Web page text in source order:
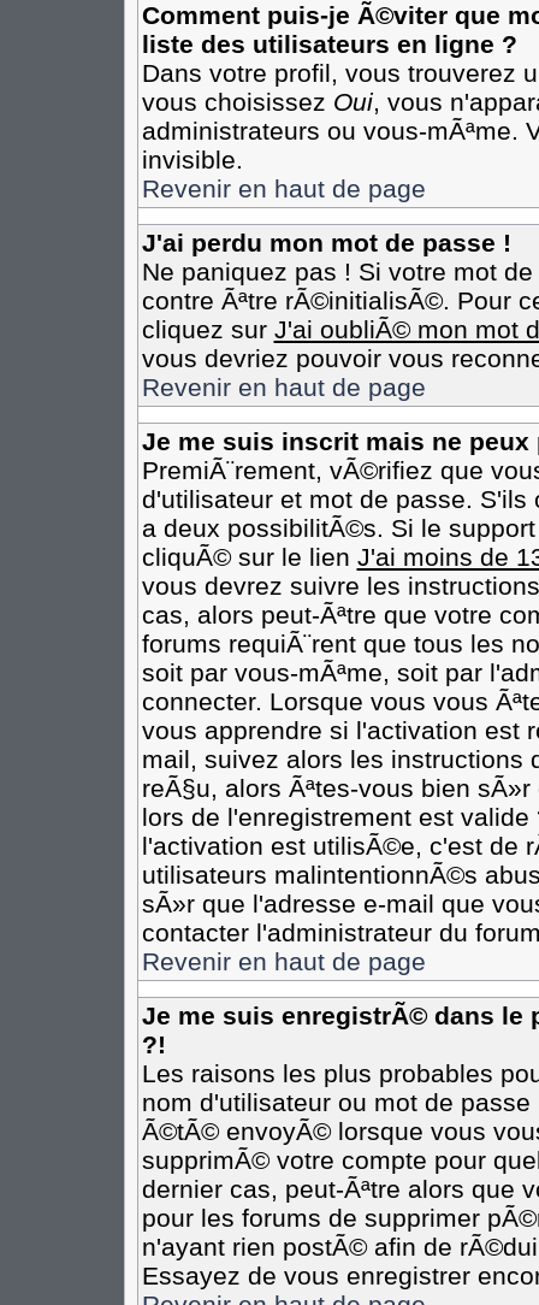
Comment puis-je Ã©viter que
liste des utilisateurs en ligne ?
Dans votre profil, vous trouverez
vous choisissez Oui, vous
administrateurs ou vous-mÃªme.
invisible.
Revenir en haut de page
J'ai perdu mon mot de passe !
Ne paniquez pas ! Si votre mot
contre Ãªtre rÃ©initialisÃ©. Pour
cliquez sur J'ai oubliÃ© mon mot
vous devriez pouvoir vous
Revenir en haut de page
Je me suis inscrit mais ne peux
PremiÃ¨rement, vÃ©rifiez que
d'utilisateur et mot de passe.
a deux possibilitÃ©s. Si le
cliquÃ© sur le lien J'ai moins de
vous devrez suivre les
cas, alors peut-Ãªtre que votre
forums requiÃ¨rent que tous les
soit par vous-mÃªme, soit par
connecter. Lorsque vous vous
vous apprendre si l'activation est
mail, suivez alors les instructions
reÃ§u, alors Ãªtes-vous bien
lors de l'enregistrement est
l'activation est utilisÃ©e, c'est de
utilisateurs malintentionnÃ©s
sÃ»r que l'adresse e-mail que
contacter l'administrateur du
Revenir en haut de page
Je me suis enregistrÃ© dans le
?!
Les raisons les plus probables
nom d'utilisateur ou mot de
Ã©tÃ© envoyÃ© lorsque vous
supprimÃ© votre compte pour
dernier cas, peut-Ãªtre alors que
pour les forums de supprimer
n'ayant rien postÃ© afin de
Essayez de vous enregistrer